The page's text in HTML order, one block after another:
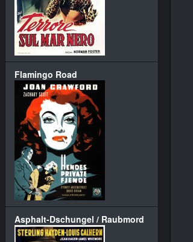
Flamingo Road
Asphalt-Dschungel / Raubmord